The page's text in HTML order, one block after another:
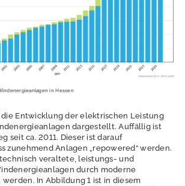
in Hessen
Entwicklung der elektrischen Leistung
dargestellt. Auffällig ist
seit ca. 2011. Dieser ist darauf
zunehmend Anlagen „repowered“ werden.
veraltete, leistungs- und
durch moderne
In Abbildung 1 ist in diesem